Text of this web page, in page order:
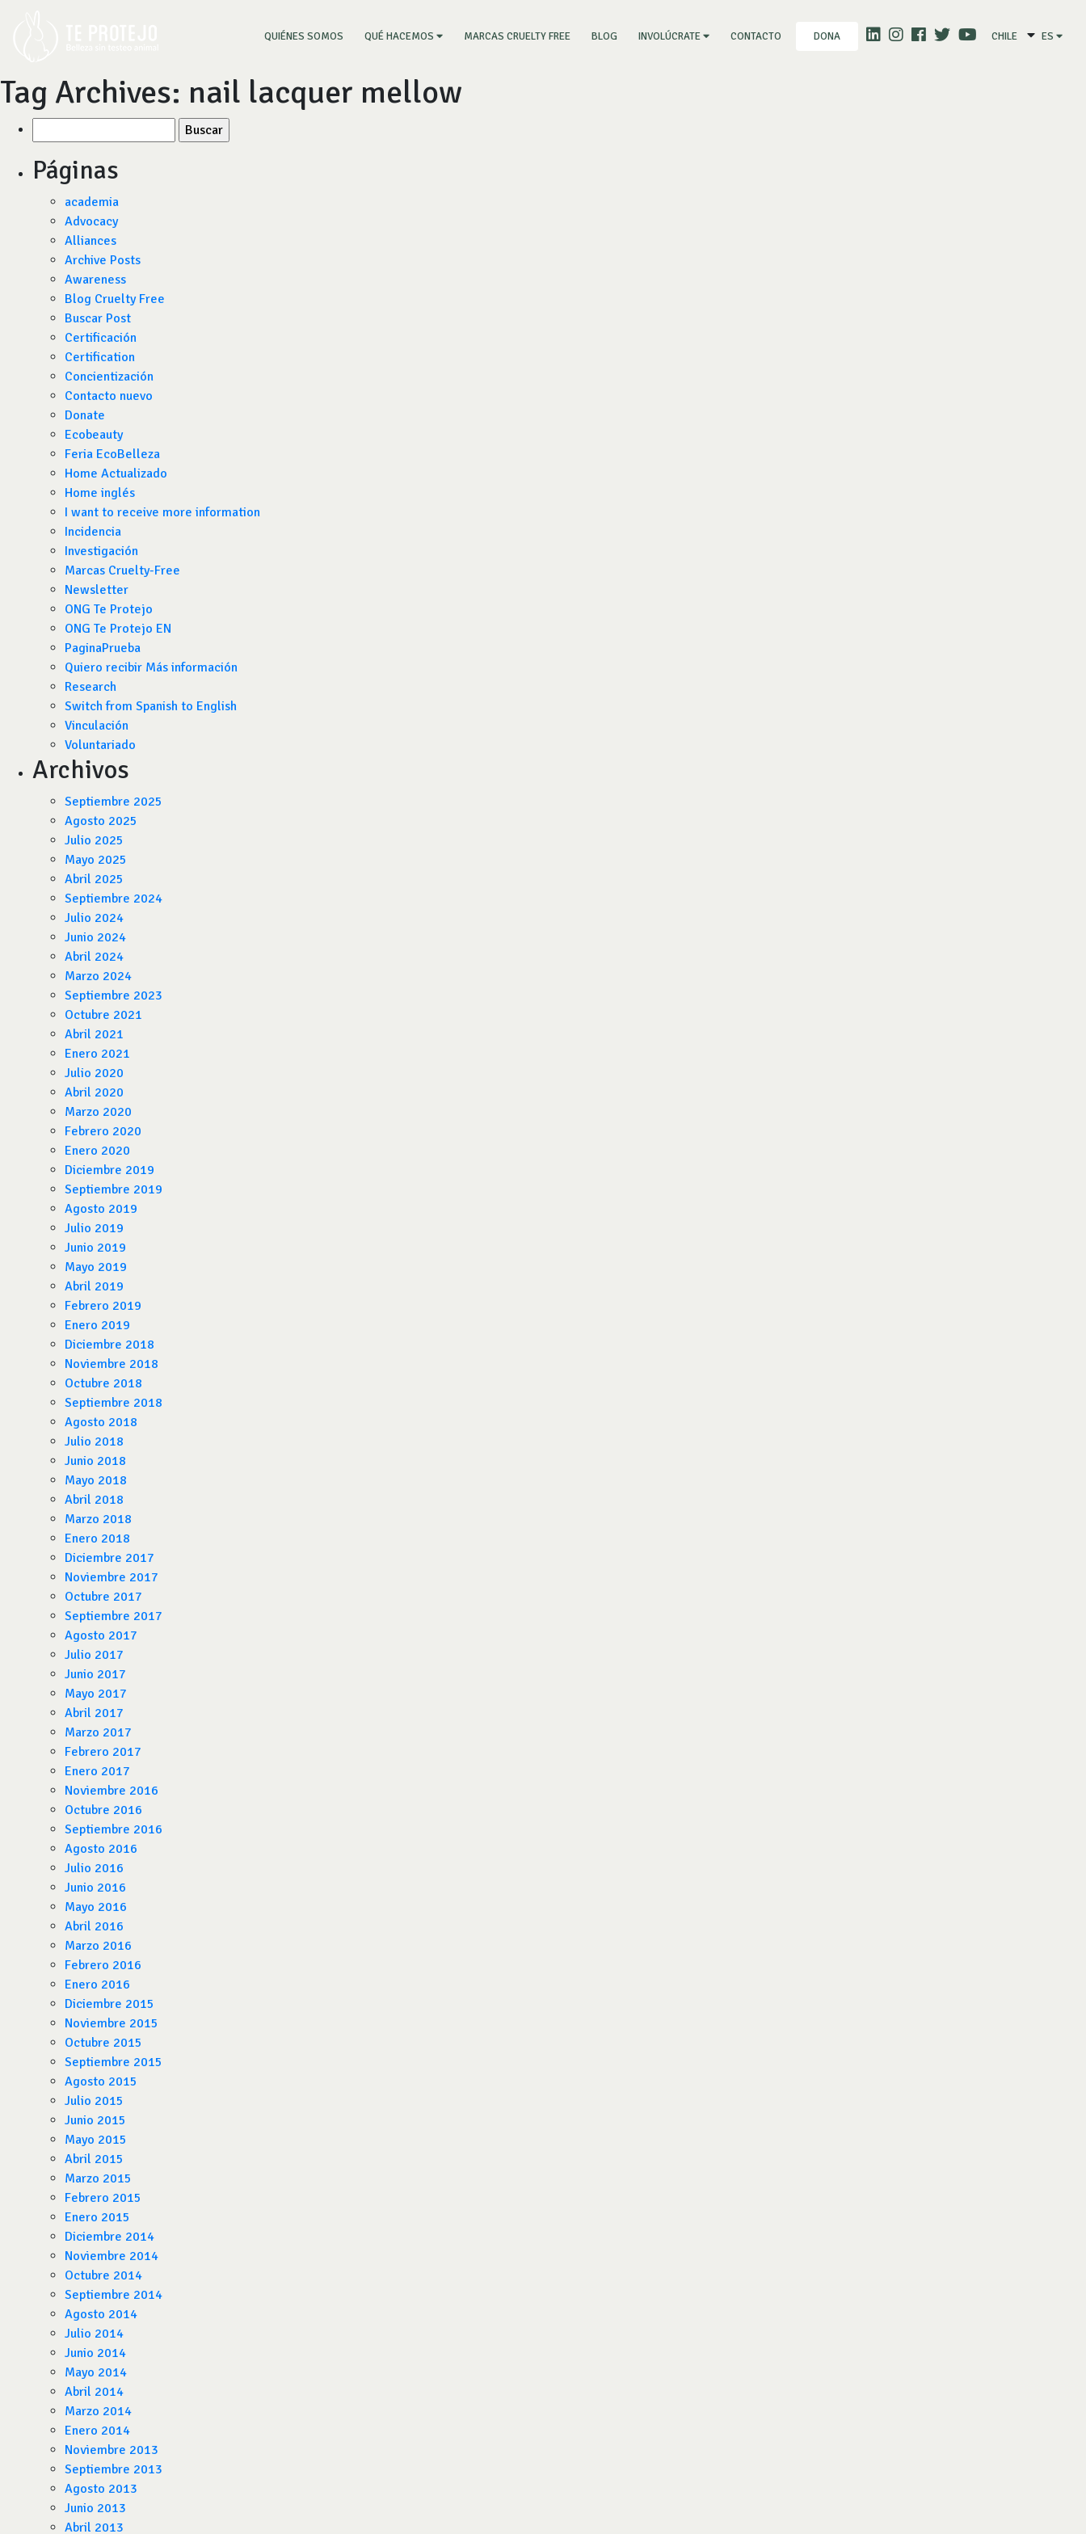
QUIÉNES SOMOS (CURRENT)
QUÉ HACEMOS MARCAS CRUELTY FREE BLOG INVOLÚCRATE CONTACTO DONA CHILE ES
Tag Archives: nail lacquer mellow
por:
Páginas
academia
Advocacy
Alliances
Archive Posts
Awareness
Blog Cruelty Free
Buscar Post
Certificación
Certification
Concientización
Contacto nuevo
Donate
Ecobeauty
Feria EcoBelleza
Home Actualizado
Home inglés
I want to receive more information
Incidencia
Investigación
Marcas Cruelty-Free
Newsletter
ONG Te Protejo
ONG Te Protejo EN
PaginaPrueba
Quiero recibir Más información
Research
Switch from Spanish to English
Vinculación
Voluntariado
Archivos
Septiembre 2025
Agosto 2025
Julio 2025
Mayo 2025
Abril 2025
Septiembre 2024
Julio 2024
Junio 2024
Abril 2024
Marzo 2024
Septiembre 2023
Octubre 2021
Abril 2021
Enero 2021
Julio 2020
Abril 2020
Marzo 2020
Febrero 2020
Enero 2020
Diciembre 2019
Septiembre 2019
Agosto 2019
Julio 2019
Junio 2019
Mayo 2019
Abril 2019
Febrero 2019
Enero 2019
Diciembre 2018
Noviembre 2018
Octubre 2018
Septiembre 2018
Agosto 2018
Julio 2018
Junio 2018
Mayo 2018
Abril 2018
Marzo 2018
Enero 2018
Diciembre 2017
Noviembre 2017
Octubre 2017
Septiembre 2017
Agosto 2017
Julio 2017
Junio 2017
Mayo 2017
Abril 2017
Marzo 2017
Febrero 2017
Enero 2017
Noviembre 2016
Octubre 2016
Septiembre 2016
Agosto 2016
Julio 2016
Junio 2016
Mayo 2016
Abril 2016
Marzo 2016
Febrero 2016
Enero 2016
Diciembre 2015
Noviembre 2015
Octubre 2015
Septiembre 2015
Agosto 2015
Julio 2015
Junio 2015
Mayo 2015
Abril 2015
Marzo 2015
Febrero 2015
Enero 2015
Diciembre 2014
Noviembre 2014
Octubre 2014
Septiembre 2014
Agosto 2014
Julio 2014
Junio 2014
Mayo 2014
Abril 2014
Marzo 2014
Enero 2014
Noviembre 2013
Septiembre 2013
Agosto 2013
Junio 2013
Abril 2013